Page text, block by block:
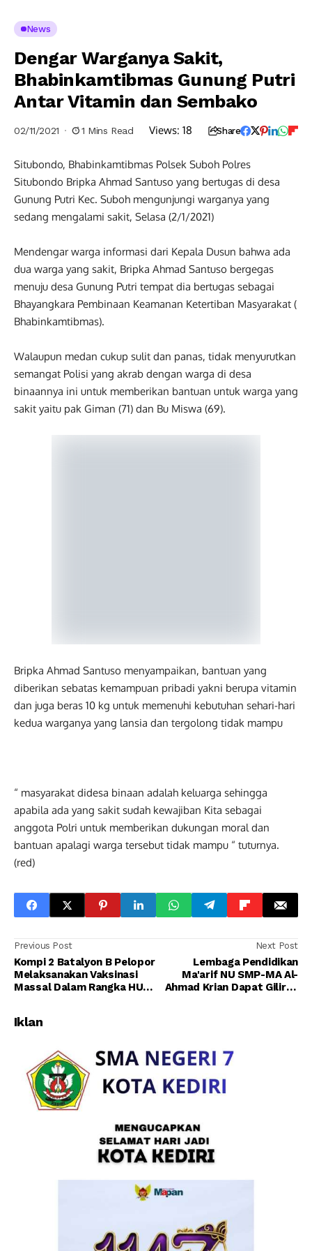
News
Dengar Warganya Sakit,
Bhabinkamtibmas Gunung Putri
Antar Vitamin dan Sembako
02/11/2021 1 Mins Read Views: 18 Share
Situbondo, Bhabinkamtibmas Polsek Suboh Polres
Situbondo Bripka Ahmad Santuso yang bertugas di desa
Gunung Putri Kec. Suboh mengunjungi warganya yang
sedang mengalami sakit, Selasa (2/1/2021)
Mendengar warga informasi dari Kepala Dusun bahwa ada
dua warga yang sakit, Bripka Ahmad Santuso bergegas
menuju desa Gunung Putri tempat dia bertugas sebagai
Bhayangkara Pembinaan Keamanan Ketertiban Masyarakat (
Bhabinkamtibmas).
Walaupun medan cukup sulit dan panas, tidak menyurutkan
semangat Polisi yang akrab dengan warga di desa
binaannya ini untuk memberikan bantuan untuk warga yang
sakit yaitu pak Giman (71) dan Bu Miswa (69).
Bripka Ahmad Santuso menyampaikan, bantuan yang
diberikan sebatas kemampuan pribadi yakni berupa vitamin
dan juga beras 10 kg untuk memenuhi kebutuhan sehari-hari
kedua warganya yang lansia dan tergolong tidak mampu
“ masyarakat didesa binaan adalah keluarga sehingga
apabila ada yang sakit sudah kewajiban Kita sebagai
anggota Polri untuk memberikan dukungan moral dan
bantuan apalagi warga tersebut tidak mampu “ tuturnya.
(red)
Previous Post
Kompi 2 Batalyon B Pelopor
Melaksanakan Vaksinasi
Massal Dalam Rangka HUT
Next Post
Lembaga Pendidikan
Ma'arif NU SMP-MA Al-
Ahmad Krian Dapat Giliran
Iklan